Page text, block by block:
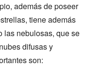
además de poseer
tiene además
las nebulosas, que se
difusas y
son: